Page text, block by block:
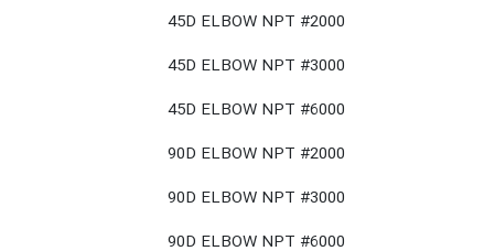
45D ELBOW NPT #2000
45D ELBOW NPT #3000
45D ELBOW NPT #6000
90D ELBOW NPT #2000
90D ELBOW NPT #3000
90D ELBOW NPT #6000